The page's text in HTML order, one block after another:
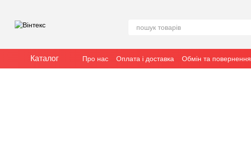
Каталог Про нас Оплата і доставка Обмін та повернення